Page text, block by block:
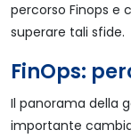
percorso Finops e
superare tali sfide.
FinOps:
Il panorama della
importante